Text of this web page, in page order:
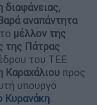
διαφάνειας,
αναπάντητα
μέλλον της
της Πάτρας
του ΤΕΕ
Καραχάλιου προς
υπουργό
Κυρανάκη.